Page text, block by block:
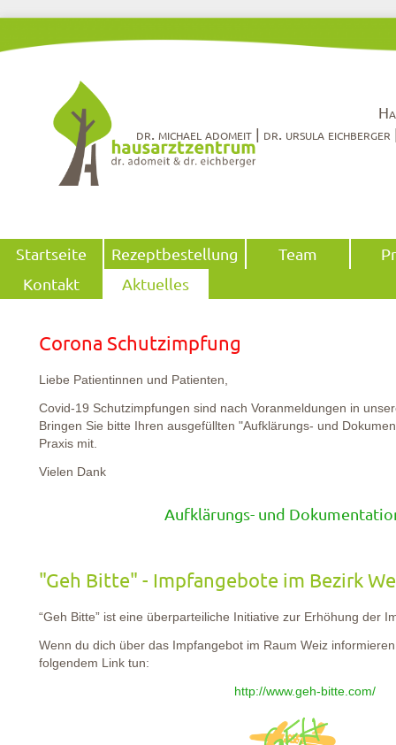
dr. michael adomeit | dr. ursula
Navigation
überspringen
Startseite Rezeptbestellung Team
Kontakt
Aktuelles
Corona Schutzimpfung
Liebe Patientinnen und Patienten,
Covid-19 Schutzimpfungen sind nach Voranmeldungen in
Bringen Sie bitte Ihren ausgefüllten "Aufklärungs- und
Praxis mit.
Vielen Dank
Aufklärungs- und
"Geh Bitte" - Impfangebote im Bezirk
“Geh Bitte” ist eine überparteiliche Initiative zur Erhöhung der
Wenn du dich über das Impfangebot im Raum Weiz
folgendem Link tun:
http://www.geh-bitte.com/